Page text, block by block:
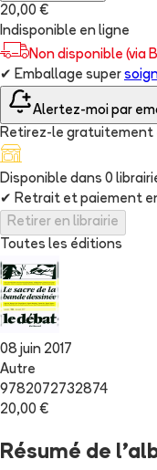
20,00 €
Indisponible en ligne
Non disponible (via
✔ Emballage super
Alertez-moi par
Retirez-le gratuitement
Disponible dans 0
✔ Retrait et paiement
Retirer en librairie
Toutes les éditions
08 juin 2017
Autre
9782072732874
20,00 €
Résumé de